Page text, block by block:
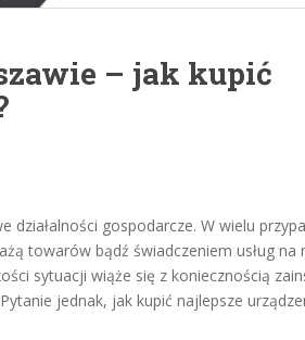
– jak kupić
działalności gospodarcze. W wielu
towarów bądź świadczeniem usług na
sytuacji wiąże się z koniecznością
jednak, jak kupić najlepsze